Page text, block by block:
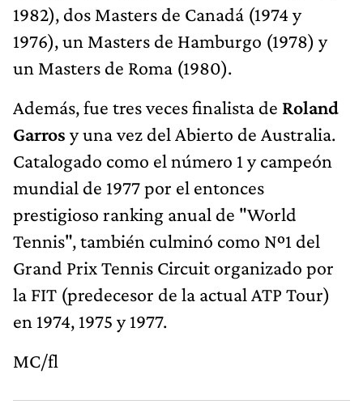
1982), dos Masters de Canadá (1974 y
1976), un Masters de Hamburgo (1978) y
un Masters de Roma (1980).
Además, fue tres veces finalista de Roland
Garros y una vez del Abierto de Australia.
Catalogado como el número 1 y campeón
mundial de 1977 por el entonces
prestigioso ranking anual de "World
Tennis", también culminó como Nº1 del
Grand Prix Tennis Circuit organizado por
la FIT (predecesor de la actual ATP Tour)
en 1974, 1975 y 1977.
MC/fl